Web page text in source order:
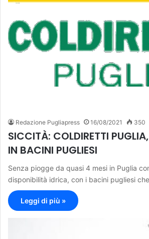
Redazione Pugliapress 16/08/2021 350
SICCITÀ: COLDIRETTI
IN BACINI PUGLIESI
Senza piogge da quasi 4 mesi in Puglia
disponibilità idrica, con i bacini pugliesi
Leggi di più »